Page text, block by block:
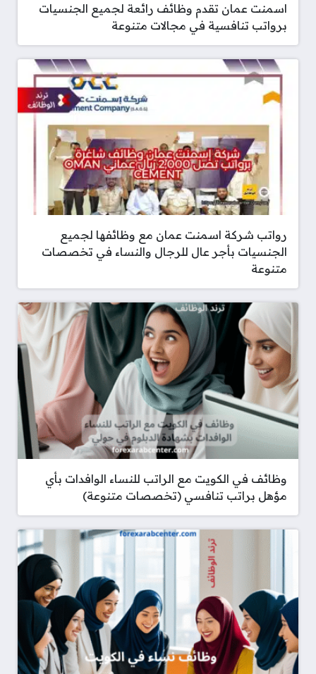
اسمنت عمان تقدم وظائف رائعة لجميع الجنسيات
برواتب تنافسية في مجالات متنوعة
رواتب شركة اسمنت عمان مع وظائفها لجميع
الجنسيات بأجر عال للرجال والنساء في تخصصات
متنوعة
وظائف في الكويت مع الراتب للنساء الوافدات بأي
مؤهل براتب تنافسي (تخصصات متنوعة)